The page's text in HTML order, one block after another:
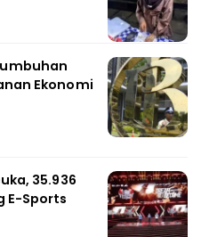
Ekonomi
35.936
E-Sports